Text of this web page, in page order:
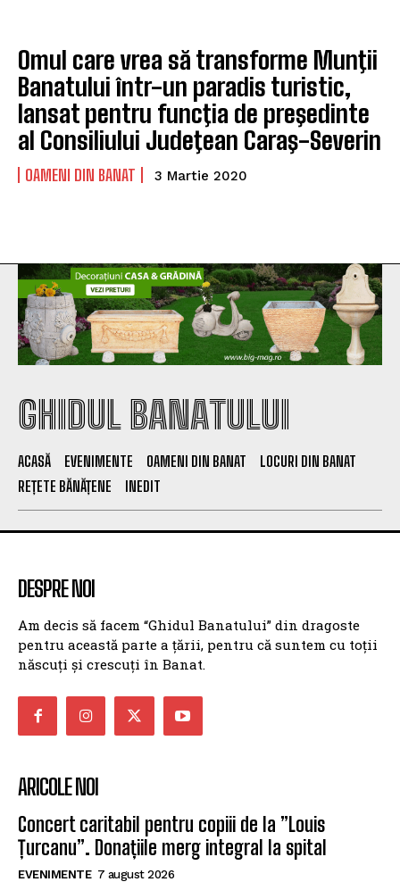
Omul care vrea să transforme Munţii
Banatului într-un paradis turistic,
lansat pentru funcţia de preşedinte
al Consiliului Judeţean Caraş-Severin
OAMENI DIN BANAT 3 Martie 2020
GHIDUL BANATULUI
ACASĂ EVENIMENTE OAMENI DIN BANAT
LOCURI DIN BANAT
REȚETE BĂNĂȚENE
INEDIT
DESPRE NOI
Am decis să facem “Ghidul Banatului” din dragoste
pentru această parte a țării, pentru că suntem cu toții
născuți și crescuți în Banat.
ARICOLE NOI
Concert caritabil pentru copiii de la ”Louis
Țurcanu”. Donațiile merg integral la spital
EVENIMENTE 7 august 2026